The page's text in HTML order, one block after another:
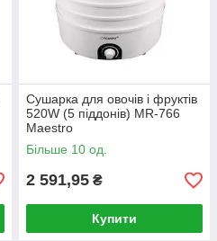
Сушарка для овочів і фруктів
520W (5 піддонів) MR-766
Maestro
Більше 10 од.
2 591,95 ₴
Купити